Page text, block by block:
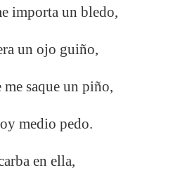
importa un bledo,
un ojo guiño,
me saque un piño,
medio pedo.
en ella,